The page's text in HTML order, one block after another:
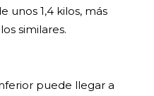
unos 1,4 kilos, más
similares.
puede llegar a